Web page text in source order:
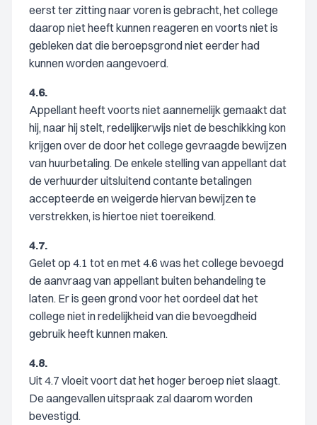
eerst ter zitting naar voren is gebracht, het college
daarop niet heeft kunnen reageren en voorts niet is
gebleken dat die beroepsgrond niet eerder had
kunnen worden aangevoerd.
4.6.
Appellant heeft voorts niet aannemelijk gemaakt dat
hij, naar hij stelt, redelijkerwijs niet de beschikking kon
krijgen over de door het college gevraagde bewijzen
van huurbetaling. De enkele stelling van appellant dat
de verhuurder uitsluitend contante betalingen
accepteerde en weigerde hiervan bewijzen te
verstrekken, is hiertoe niet toereikend.
4.7.
Gelet op 4.1 tot en met 4.6 was het college bevoegd
de aanvraag van appellant buiten behandeling te
laten. Er is geen grond voor het oordeel dat het
college niet in redelijkheid van die bevoegdheid
gebruik heeft kunnen maken.
4.8.
Uit 4.7 vloeit voort dat het hoger beroep niet slaagt.
De aangevallen uitspraak zal daarom worden
bevestigd.